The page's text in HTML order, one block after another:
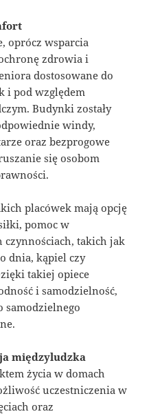
oprócz wsparcia
zdrowia i
dostosowane do
i pod względem
Budynki zostały
windy,
oraz bezprogowe
się osobom
placówek mają opcję
pomoc w
takich jak
dnia, kąpiel czy
takiej opiece
i samodzielność,
samodzielnego
międzyludzka
życia w domach
uczestniczenia w
oraz